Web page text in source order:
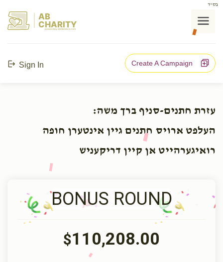
בס"ד
AB
CHARITY
powerd by ahblicklive.com
Sign In Create A Campaign
עזרת חתנים-סניף ברך משה:
העלפט ארויס חתנים גיין אינטערן חופה
רואיגערהייט אן קיין דריקעניש
BONUS ROUND
$110,208.00